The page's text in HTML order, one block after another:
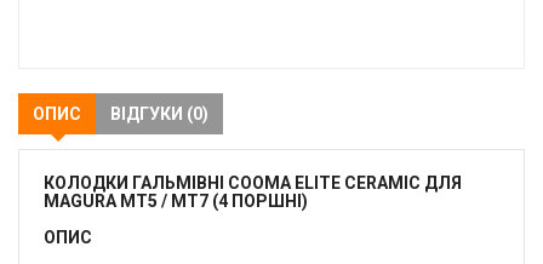
ОПИС ВІДГУКИ (0)
КОЛОДКИ ГАЛЬМІВНІ COOMA ELITE CERAMIC ДЛЯ
MAGURA MT5 / MT7 (4 ПОРШНІ)
ОПИС